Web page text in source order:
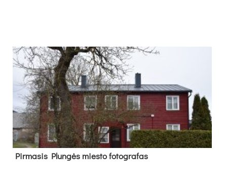
Pir­ma­sis Plun­gės mies­to fo­tog­ra­fas